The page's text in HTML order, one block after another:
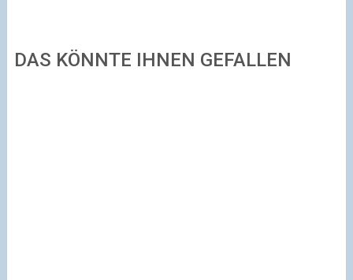
DAS KÖNNTE IHNEN GEFALLEN